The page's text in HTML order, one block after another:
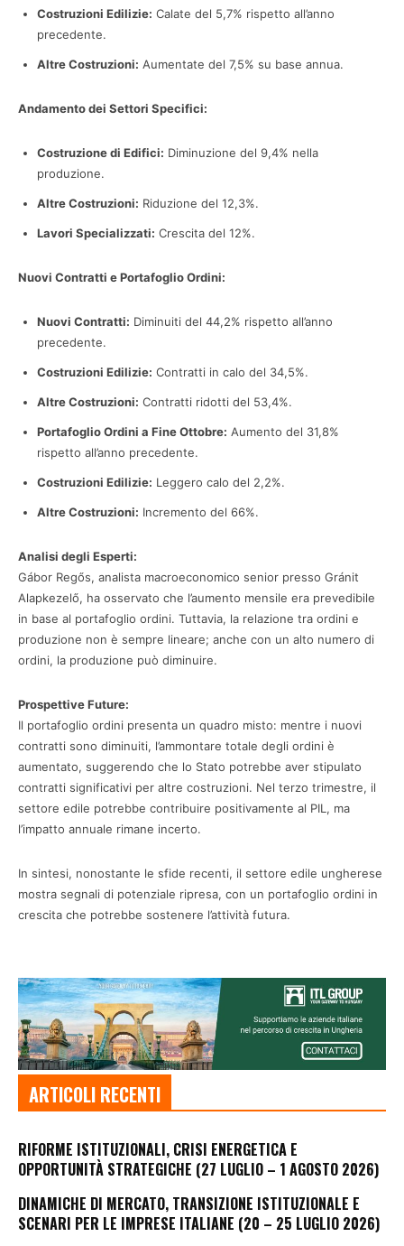
Costruzioni Edilizie: Calate del 5,7% rispetto all’anno
precedente.
Altre Costruzioni: Aumentate del 7,5% su base annua.
Andamento dei Settori Specifici:
Costruzione di Edifici: Diminuzione del 9,4% nella
produzione.
Altre Costruzioni: Riduzione del 12,3%.
Lavori Specializzati: Crescita del 12%.
Nuovi Contratti e Portafoglio Ordini:
Nuovi Contratti: Diminuiti del 44,2% rispetto all’anno
precedente.
Costruzioni Edilizie: Contratti in calo del 34,5%.
Altre Costruzioni: Contratti ridotti del 53,4%.
Portafoglio Ordini a Fine Ottobre: Aumento del 31,8%
rispetto all’anno precedente.
Costruzioni Edilizie: Leggero calo del 2,2%.
Altre Costruzioni: Incremento del 66%.
Analisi degli Esperti:
Gábor Regős, analista macroeconomico senior presso Gránit
Alapkezelő, ha osservato che l’aumento mensile era prevedibile
in base al portafoglio ordini. Tuttavia, la relazione tra ordini e
produzione non è sempre lineare; anche con un alto numero di
ordini, la produzione può diminuire.
Prospettive Future:
Il portafoglio ordini presenta un quadro misto: mentre i nuovi
contratti sono diminuiti, l’ammontare totale degli ordini è
aumentato, suggerendo che lo Stato potrebbe aver stipulato
contratti significativi per altre costruzioni. Nel terzo trimestre, il
settore edile potrebbe contribuire positivamente al PIL, ma
l’impatto annuale rimane incerto.
In sintesi, nonostante le sfide recenti, il settore edile ungherese
mostra segnali di potenziale ripresa, con un portafoglio ordini in
crescita che potrebbe sostenere l’attività futura.
ARTICOLI RECENTI
RIFORME ISTITUZIONALI, CRISI ENERGETICA E
OPPORTUNITÀ STRATEGICHE (27 LUGLIO – 1 AGOSTO 2026)
DINAMICHE DI MERCATO, TRANSIZIONE ISTITUZIONALE E
SCENARI PER LE IMPRESE ITALIANE (20 – 25 LUGLIO 2026)